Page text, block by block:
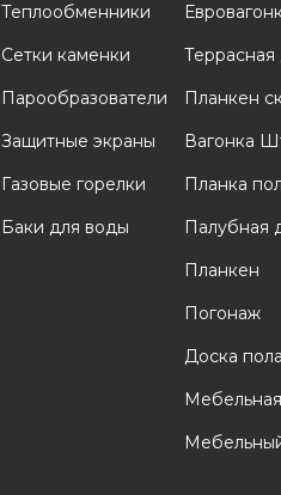
Теплообменники
Сетки каменки
Парообразователи
Защитные экраны
Газовые горелки
Баки для воды
Террасная
Планкен
Вагонка
Планка
Палубная
Планкен
Погонаж
Доска пола
Мебельная